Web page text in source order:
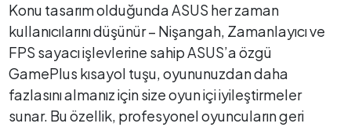
Konu tasarım olduğunda ASUS her zaman
kullanıcılarını düşünür – Nişangah, Zamanlayıcı ve
FPS sayacı işlevlerine sahip ASUS’a özgü
GamePlus kısayol tuşu, oyununuzdan daha
fazlasını almanız için size oyun içi iyileştirmeler
sunar. Bu özellik, profesyonel oyuncuların geri